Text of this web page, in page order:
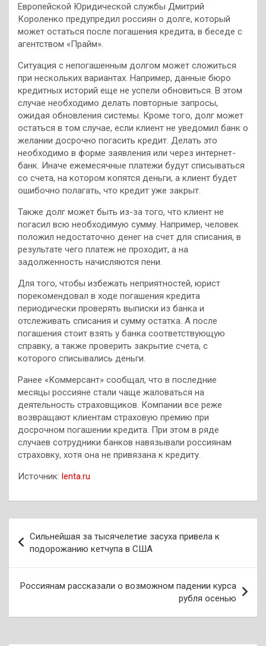
Европейской Юридической службы Дмитрий
Короленко предупредил россиян о долге, который
может остаться после погашения кредита, в беседе с
агентством «Прайм».
Ситуация с непогашенным долгом может сложиться
при нескольких вариантах. Например, данные бюро
кредитных историй еще не успели обновиться. В этом
случае необходимо делать повторные запросы,
ожидая обновления системы. Кроме того, долг может
остаться в том случае, если клиент не уведомил банк о
желании досрочно погасить кредит. Делать это
необходимо в форме заявления или через интернет-
банк. Иначе ежемесячные платежи будут списываться
со счета, на котором копятся деньги, а клиент будет
ошибочно полагать, что кредит уже закрыт.
Также долг может быть из-за того, что клиент не
погасил всю необходимую сумму. Например, человек
положил недостаточно денег на счет для списания, в
результате чего платеж не проходит, а на
задолженность начисляются пени.
Для того, чтобы избежать неприятностей, юрист
порекомендовал в ходе погашения кредита
периодически проверять выписки из банка и
отслеживать списания и сумму остатка. А после
погашения стоит взять у банка соответствующую
справку, а также проверить закрытие счета, с
которого списывались деньги.
Ранее «Коммерсант» сообщал, что в последние
месяцы россияне стали чаще жаловаться на
деятельность страховщиков. Компании все реже
возвращают клиентам страховую премию при
досрочном погашении кредита. При этом в ряде
случаев сотрудники банков навязывали россиянам
страховку, хотя она не привязана к кредиту.
Источник: lenta.ru
по
записям
Сильнейшая за тысячелетие засуха привела к
подорожанию кетчупа в США
Россиянам рассказали о возможном падении курса
рубля осенью